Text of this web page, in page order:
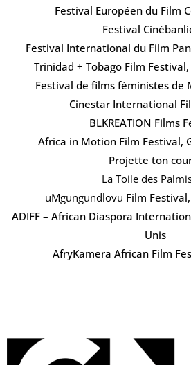
Festival Européen du Film
Festival
Festival International du Film
Trinidad + Tobago Film
Festival de films féministes de
Cinestar International
BLKREATION Films
Africa in Motion Film Festival,
Projette ton
La Toile des
uMgungundlovu Film
ADIFF – African Diaspora
Unis
AfryKamera African Film